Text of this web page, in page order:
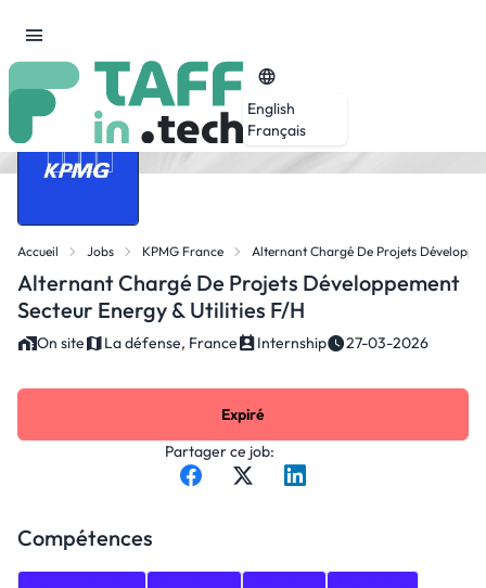
English
Français
Accueil Jobs KPMG France Alternant Chargé De Projets
Alternant Chargé De Projets Développement
Secteur Energy & Utilities F/H
On site La défense, France Internship 27-03-2026
Partager ce job:
Expiré
Compétences